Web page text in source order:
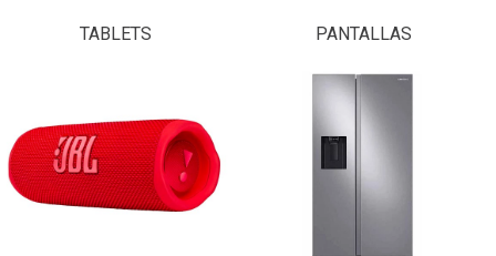
TABLETS PANTALLAS